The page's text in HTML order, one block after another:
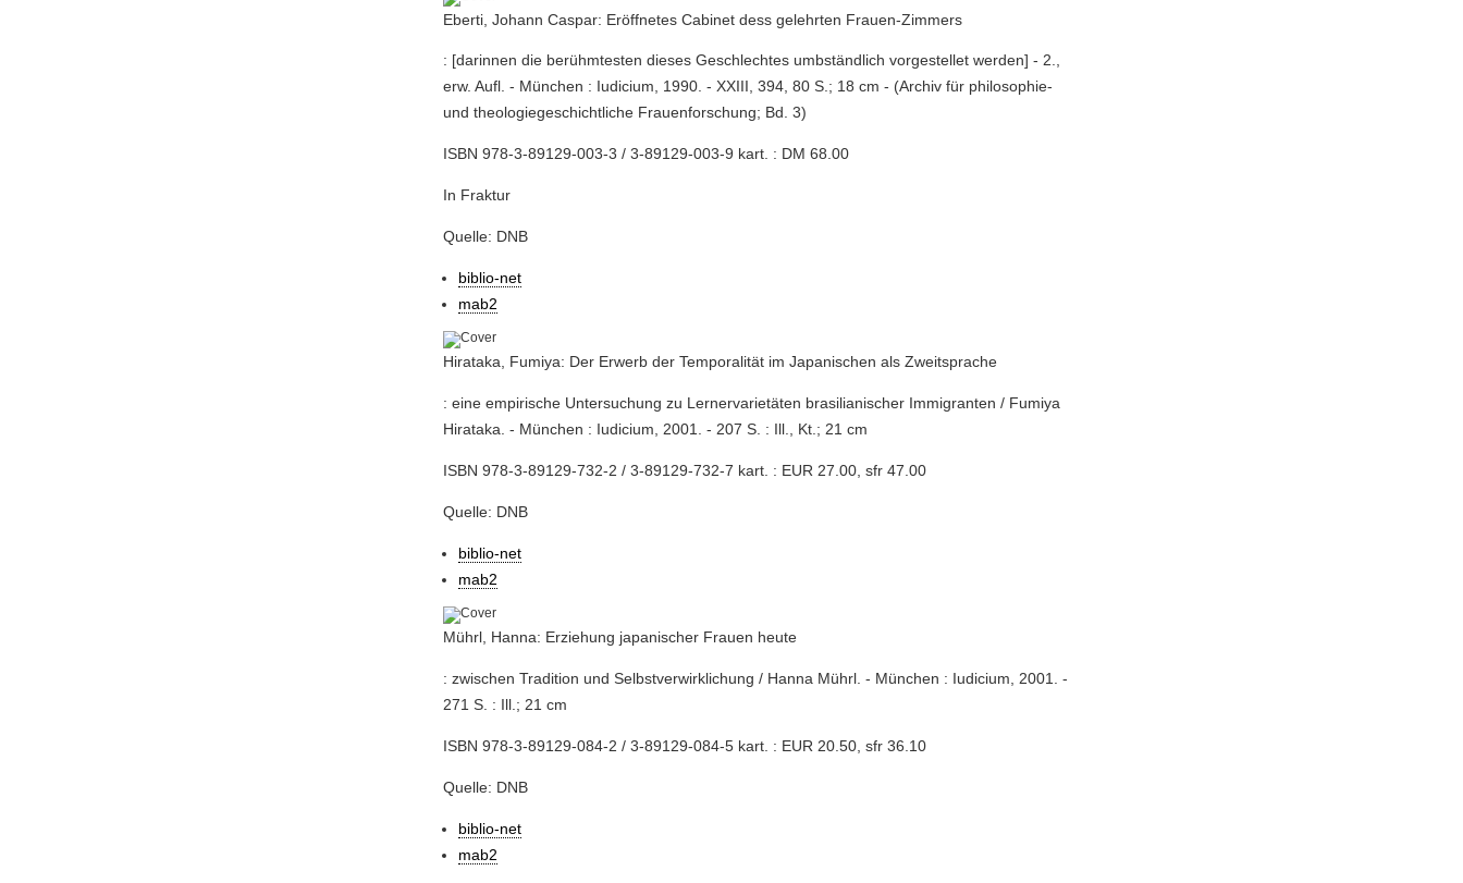
Eberti, Johann Caspar: Eröffnetes Cabinet dess gelehrten Frauen-Zimmers
: [darinnen die berühmtesten dieses Geschlechtes umbständlich vorgestellet werden] - 2.,
erw. Aufl. - München : Iudicium, 1990. - XXIII, 394, 80 S.; 18 cm - (Archiv für philosophie-
und theologiegeschichtliche Frauenforschung; Bd. 3)
ISBN 978-3-89129-003-3 / 3-89129-003-9 kart. : DM 68.00
In Fraktur
Quelle: DNB
biblio-net
mab2
Hirataka, Fumiya: Der Erwerb der Temporalität im Japanischen als Zweitsprache
: eine empirische Untersuchung zu Lernervarietäten brasilianischer Immigranten / Fumiya
Hirataka. - München : Iudicium, 2001. - 207 S. : Ill., Kt.; 21 cm
ISBN 978-3-89129-732-2 / 3-89129-732-7 kart. : EUR 27.00, sfr 47.00
Quelle: DNB
biblio-net
mab2
Mührl, Hanna: Erziehung japanischer Frauen heute
: zwischen Tradition und Selbstverwirklichung / Hanna Mührl. - München : Iudicium, 2001. -
271 S. : Ill.; 21 cm
ISBN 978-3-89129-084-2 / 3-89129-084-5 kart. : EUR 20.50, sfr 36.10
Quelle: DNB
biblio-net
mab2